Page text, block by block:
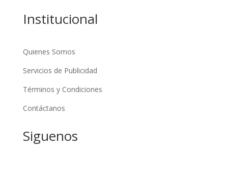
Institucional
Quienes Somos
Servicios de Publicidad
Términos y Condiciones
Contáctanos
Siguenos